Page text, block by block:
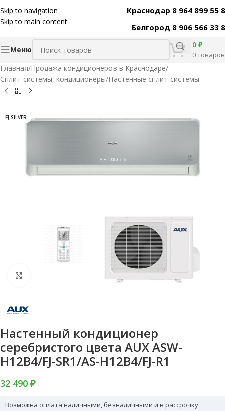
Skip to navigation
Skip to main content
Краснодар 8 964 899 55
Белгород 8 906 566 33
Меню
0товаров
0 ₽
Главная/Продажа кондиционеров в Краснодаре/
Сплит-системы, кондиционеры/Настенные сплит-системы
Код товара:8168
FJ SILVER
Нажмите, чтобы увеличить
Настенный кондиционер
серебристого цвета AUX ASW-
H12B4/FJ-SR1/AS-H12B4/FJ-R1
32 490 ₽
Возможна оплата наличными, безналичными и в рассрочку